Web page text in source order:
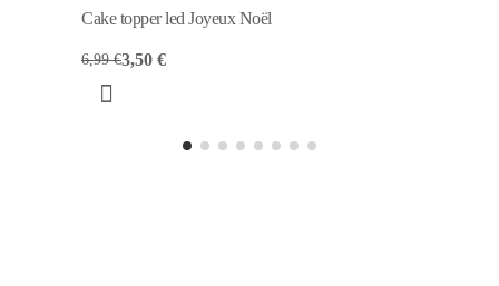
Cake topper led Joyeux Noël
6,99 €3,50 €